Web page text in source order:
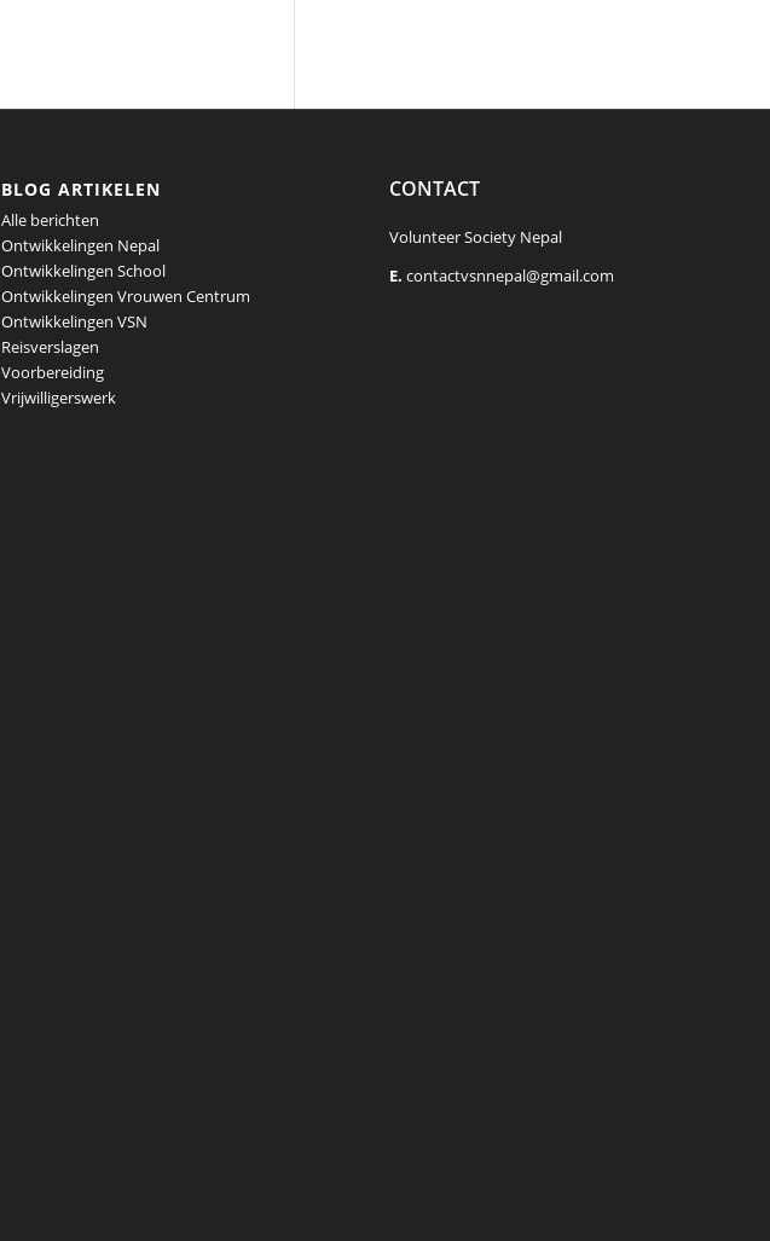
BLOG ARTIKELEN
Alle berichten
Ontwikkelingen Nepal
Ontwikkelingen School
Ontwikkelingen Vrouwen Centrum
Ontwikkelingen VSN
Reisverslagen
Voorbereiding
Vrijwilligerswerk
CONTACT
Volunteer Society Nepal
E. contactvsnnepal@gmail.com